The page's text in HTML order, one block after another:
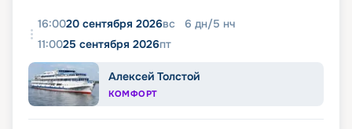
16:0020 сентября 2026вс 6 дн/5 нч
11:0025 сентября 2026пт
Алексей Толстой
КОМФОРТ